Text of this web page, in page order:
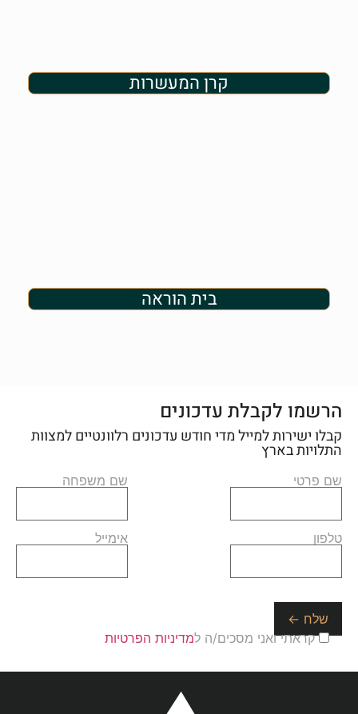
קרן המעשרות
בית הוראה
הרשמו לקבלת עדכונים
קבלו ישירות למייל מדי חודש עדכונים רלוונטיים למצוות
התלויות בארץ
שם פרטי שם משפחה
טלפון אימייל
קראתי ואני מסכים/ה למדיניות הפרטיות